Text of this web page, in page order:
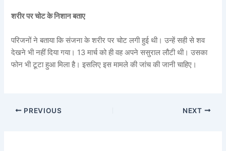
शरीर पर चोट के निशान बताए
परिजनों ने बताया कि संजना के शरीर पर चोट लगी हुई थी। उन्हें सही से शव
देखने भी नहीं दिया गया। 13 मार्च को ही वह अपने ससुराल लौटी थी। उसका
फोन भी टूटा हुआ मिला है। इसलिए इस मामले की जांच की जानी चाहिए।
PREVIOUS NEXT